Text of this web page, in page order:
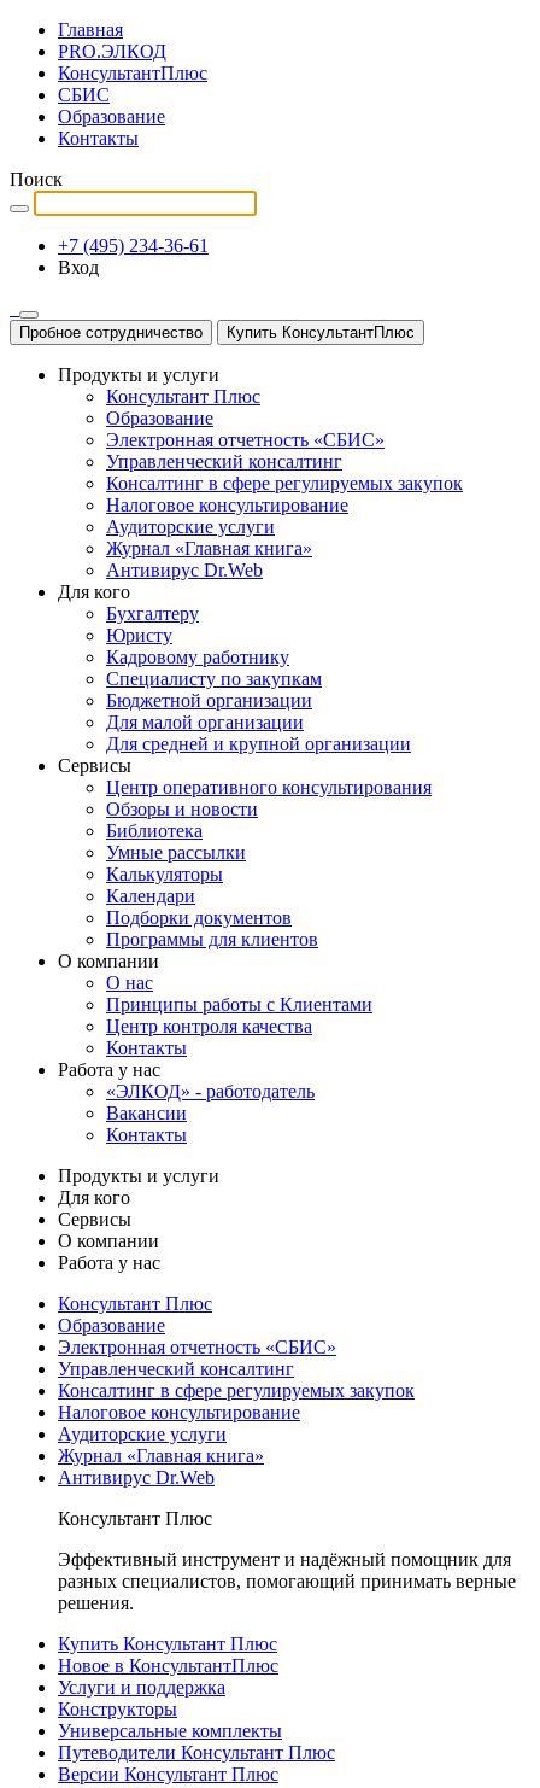
Главная
PRO.ЭЛКОД
КонсультантПлюс
СБИС
Образование
Контакты
Поиск
+7 (495) 234-36-61
Вход
Пробное сотрудничество Купить КонсультантПлюс
Продукты и услуги
Консультант Плюс
Образование
Электронная отчетность «СБИС»
Управленческий консалтинг
Консалтинг в сфере регулируемых закупок
Налоговое консультирование
Аудиторские услуги
Журнал «Главная книга»
Антивирус Dr.Web
Для кого
Бухгалтеру
Юристу
Кадровому работнику
Специалисту по закупкам
Бюджетной организации
Для малой организации
Для средней и крупной организации
Сервисы
Центр оперативного консультирования
Обзоры и новости
Библиотека
Умные рассылки
Калькуляторы
Календари
Подборки документов
Программы для клиентов
О компании
О нас
Принципы работы с Клиентами
Центр контроля качества
Контакты
Работа у нас
«ЭЛКОД» - работодатель
Вакансии
Контакты
Продукты и услуги
Для кого
Сервисы
О компании
Работа у нас
Консультант Плюс
Образование
Электронная отчетность «СБИС»
Управленческий консалтинг
Консалтинг в сфере регулируемых закупок
Налоговое консультирование
Аудиторские услуги
Журнал «Главная книга»
Антивирус Dr.Web
Консультант Плюс
Эффективный инструмент и надёжный помощник для
разных специалистов, помогающий принимать верные
решения.
Купить Консультант Плюс
Новое в КонсультантПлюс
Услуги и поддержка
Конструкторы
Универсальные комплекты
Путеводители Консультант Плюс
Версии Консультант Плюс